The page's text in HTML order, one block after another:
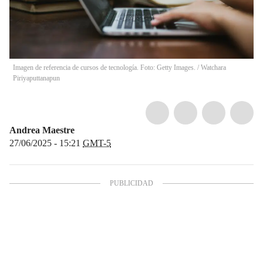
Imagen de referencia de cursos de tecnología. Foto: Getty Images. / Watchara
Piriyaputtanapun
Andrea Maestre
27/06/2025 - 15:21 GMT-5